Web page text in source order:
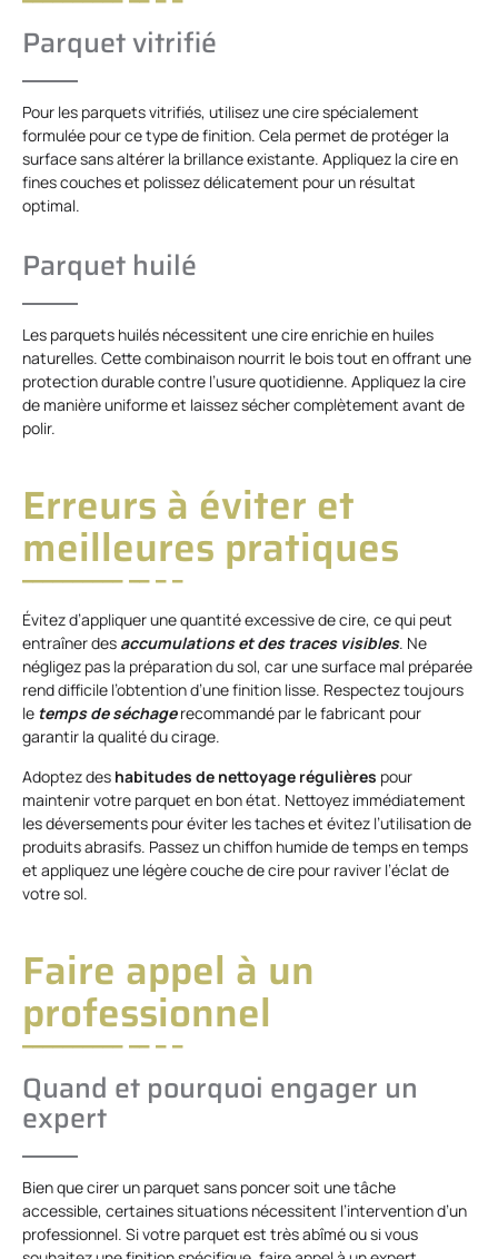
Parquet vitrifié
Pour les parquets vitrifiés, utilisez une cire spécialement
formulée pour ce type de finition. Cela permet de protéger la
surface sans altérer la brillance existante. Appliquez la cire en
fines couches et polissez délicatement pour un résultat
optimal.
Parquet huilé
Les parquets huilés nécessitent une cire enrichie en huiles
naturelles. Cette combinaison nourrit le bois tout en offrant une
protection durable contre l’usure quotidienne. Appliquez la cire
de manière uniforme et laissez sécher complètement avant de
polir.
Erreurs à éviter et
meilleures pratiques
Évitez d’appliquer une quantité excessive de cire, ce qui peut
entraîner des accumulations et des traces visibles. Ne
négligez pas la préparation du sol, car une surface mal préparée
rend difficile l’obtention d’une finition lisse. Respectez toujours
le temps de séchagerecommandé par le fabricant pour
garantir la qualité du cirage.
Adoptez des habitudes de nettoyage régulières pour
maintenir votre parquet en bon état. Nettoyez immédiatement
les déversements pour éviter les taches et évitez l’utilisation de
produits abrasifs. Passez un chiffon humide de temps en temps
et appliquez une légère couche de cire pour raviver l’éclat de
votre sol.
Faire appel à un
professionnel
Quand et pourquoi engager un
expert
Bien que cirer un parquet sans poncer soit une tâche
accessible, certaines situations nécessitent l’intervention d’un
professionnel. Si votre parquet est très abîmé ou si vous